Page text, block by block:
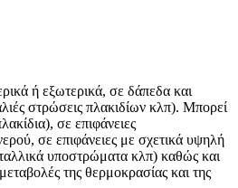
ή εξωτερικά, σε δάπεδα και
στρώσεις πλακιδίων κλπ). Μπορεί
σε επιφάνειες
σε επιφάνειες με σχετικά υψηλή
υποστρώματα κλπ) καθώς και
της θερμοκρασίας και της